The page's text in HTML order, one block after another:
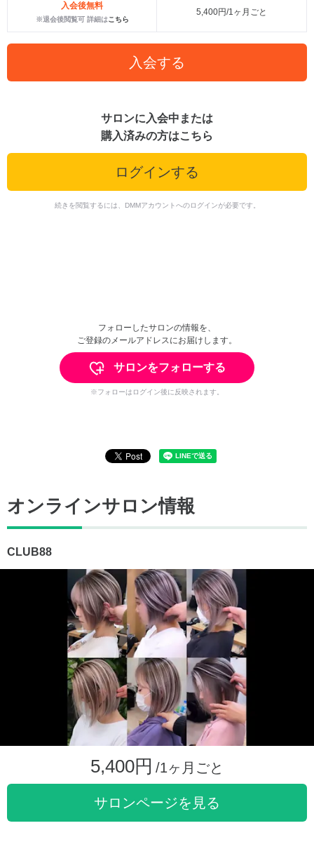
入会後無料
※退会後閲覧可 詳細はこちら
5,400円/1ヶ月ごと
入会する
サロンに入会中または
購入済みの方はこちら
ログインする
続きを閲覧するには、DMMアカウントへのログインが必要です。
フォローしたサロンの情報を、
ご登録のメールアドレスにお届けします。
サロンをフォローする
※フォローはログイン後に反映されます。
オンラインサロン情報
CLUB88
5,400円 /1ヶ月ごと
サロンページを見る